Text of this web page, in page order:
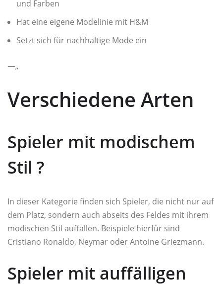
und Farben
Hat eine eigene Modelinie mit H&M
Setzt sich für nachhaltige Mode ein
—„
Verschiedene Arten
Spieler mit modischem
Stil ?️
In dieser Kategorie finden sich Spieler, die nicht nur auf
dem Platz, sondern auch abseits des Feldes mit ihrem
modischen Stil auffallen. Beispiele hierfür sind
Cristiano Ronaldo, Neymar oder Antoine Griezmann.
Spieler mit auffälligen